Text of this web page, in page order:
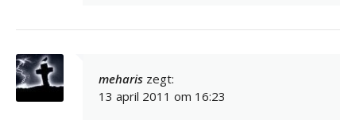
meharis zegt:
13 april 2011 om 16:23